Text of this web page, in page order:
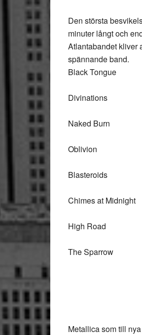
Den största
minuter långt och
Atlantabandet kliver
spännande band.
Black Tongue
Divinations
Naked Burn
Oblivion
Blasteroids
Chimes at Midnight
High Road
The Sparrow
Metallicasom till